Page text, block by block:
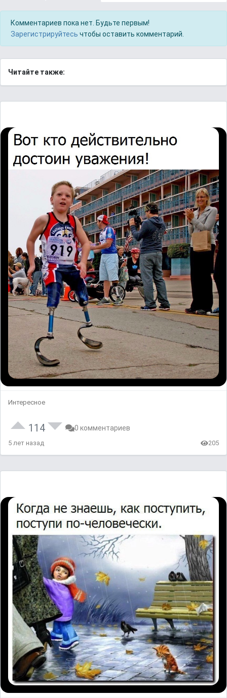
Комментариев пока нет. Будьте первым!
Зарегистрируйтесь чтобы оставить комментарий.
Читайте также:
Интересное
114 0 комментариев
5 лет назад 205